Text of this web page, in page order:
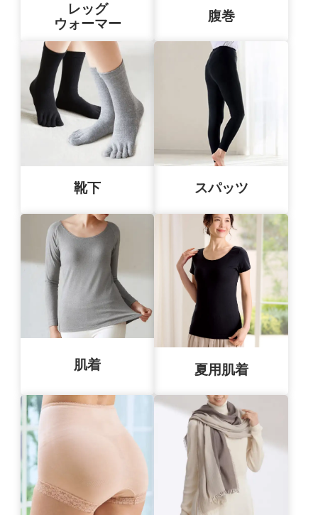
レッグ
ウォーマー
腹巻
靴下 スパッツ
肌着 夏用肌着